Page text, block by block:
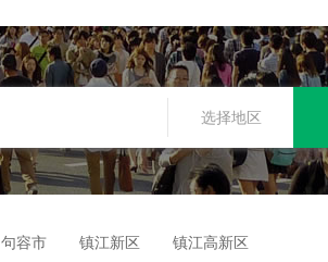
选择地区
句容市 镇江新区 镇江高新区